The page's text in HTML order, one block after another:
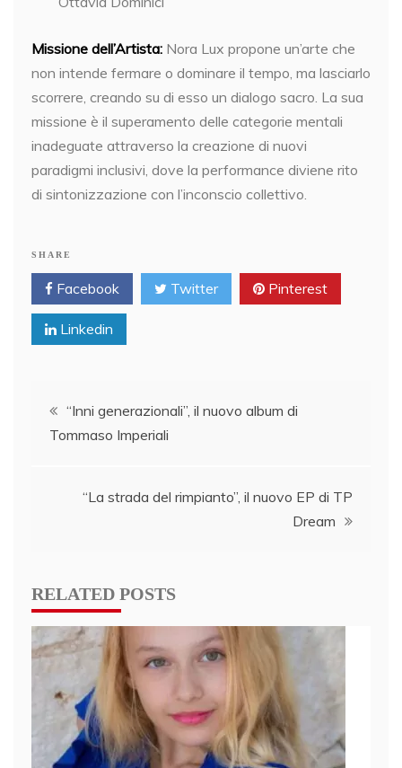
Missione dell’Artista: Nora Lux propone un’arte che
non intende fermare o dominare il tempo, ma lasciarlo
scorrere, creando su di esso un dialogo sacro. La sua
missione è il superamento delle categorie mentali
inadeguate attraverso la creazione di nuovi
paradigmi inclusivi, dove la performance diviene rito
di sintonizzazione con l’inconscio collettivo.
SHARE
Facebook Twitter Pinterest
Linkedin
Post
navigation
“Inni generazionali”, il nuovo album di
Tommaso Imperiali
“La strada del rimpianto”, il nuovo EP di TP
Dream
RELATED POSTS